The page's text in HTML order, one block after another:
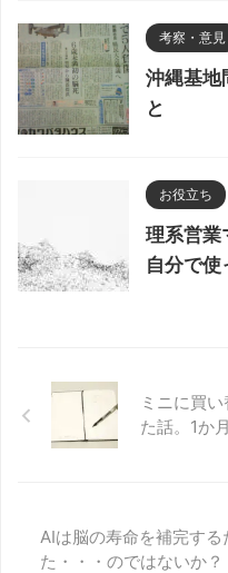
考察・意見
沖縄基地
と
お役立ち
理系営業
自分で
ミニに買
た話。1か
AIは脳の寿命を補完する
た・・・のではないか？